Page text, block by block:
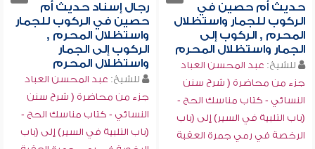
حديث أم حصين في
الركوب للجمار واستظلال
المحرم , الركوب إلى
الجمار واستظلال المحرم
للشيخ: عبد المحسن العباد
جزء من محاضرة ( شرح سنن
النسائي - كتاب مناسك الحج -
(باب التلبية في السير) إلى (باب
الرخصة في رمي جمرة العقبة
رجال إسناد حديث أم
حصين في الركوب للجمار
واستظلال المحرم ,
الركوب إلى الجمار
واستظلال المحرم
للشيخ: عبد المحسن العباد
جزء من محاضرة ( شرح سنن
النسائي - كتاب مناسك الحج -
(باب التلبية في السير) إلى (باب